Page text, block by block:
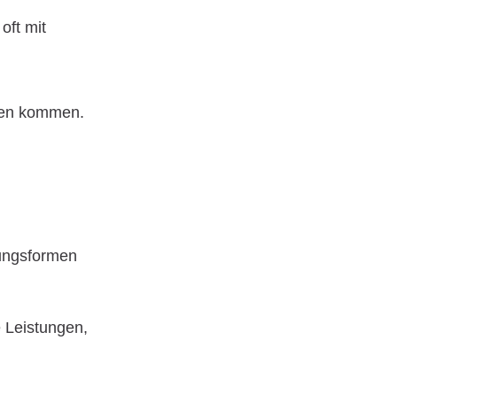
mit
kommen.
Leistungen,